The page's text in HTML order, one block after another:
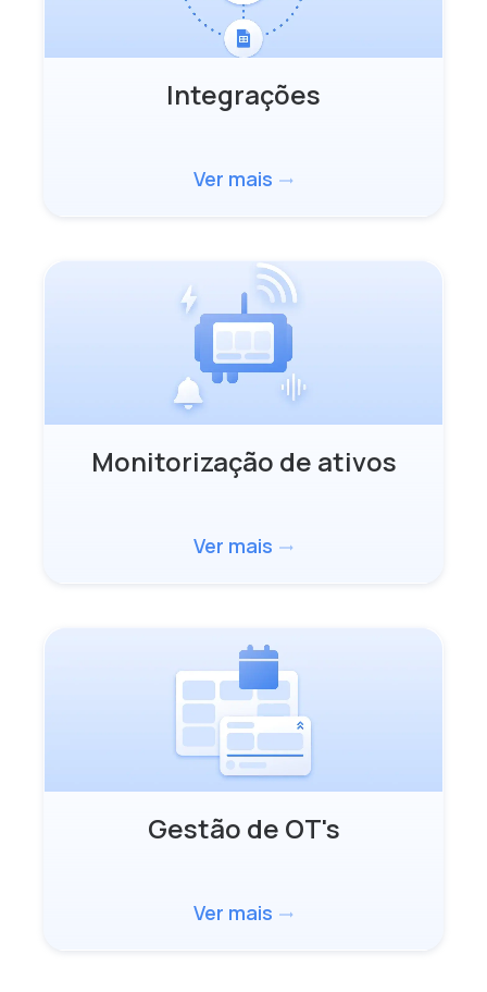
Integrações
Ver mais trending_flat
Monitorização de ativos
Ver mais trending_flat
Gestão de OT's
Ver mais trending_flat